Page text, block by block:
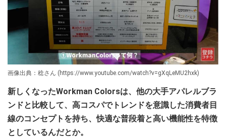
画像出典：稔さん (https://www.youtube.com/watch?v=gXqLeMU2hxk)
新しくなったWorkman Colorsは、他の大手アパレルブラ
ンドと比較して、高コスパでトレンドを意識した消費者目
線のコンセプトを持ち、快適な普段着と高い機能性を特徴
としているんだとか。